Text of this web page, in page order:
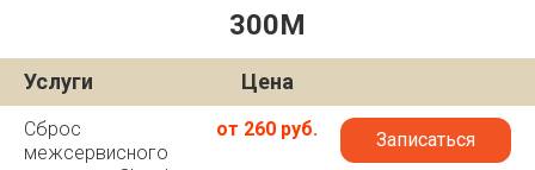
300M
Услуги Цена
Сброс
межсервисного
от 260 руб. Записаться